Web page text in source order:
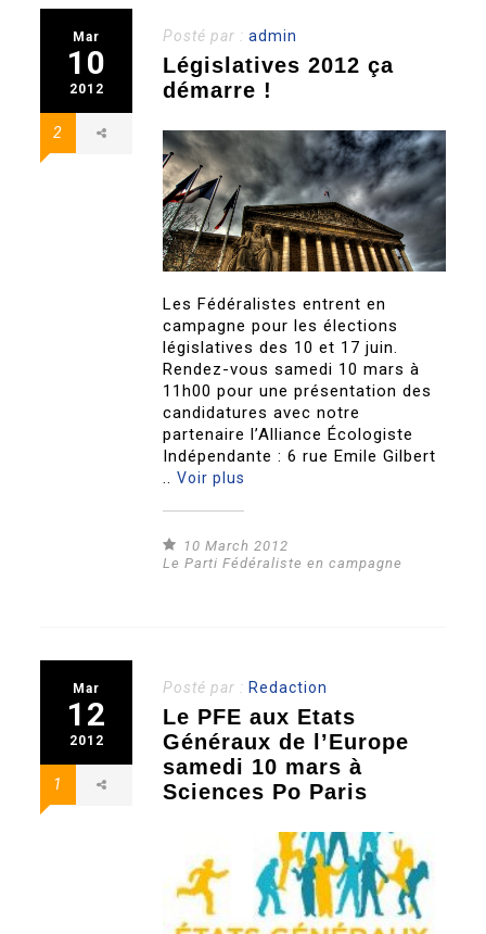
Mar
10
2012
2
Posté par :admin
Législatives 2012 ça
démarre !
Les Fédéralistes entrent en
campagne pour les élections
législatives des 10 et 17 juin.
Rendez-vous samedi 10 mars à
11h00 pour une présentation des
candidatures avec notre
partenaire l’Alliance Écologiste
Indépendante : 6 rue Emile Gilbert
..Voir plus
10 March 2012
Le Parti Fédéraliste en campagne
Mar
12
2012
1
Posté par : Redaction
Le PFE aux Etats
Généraux de l’Europe
samedi 10 mars à
Sciences Po Paris